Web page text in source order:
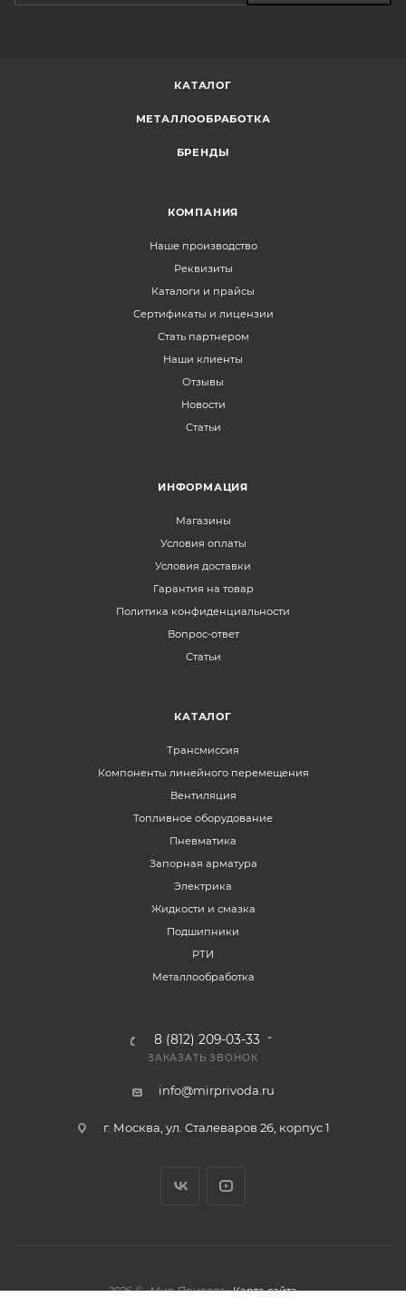
КАТАЛОГ
МЕТАЛЛООБРАБОТКА
БРЕНДЫ
КОМПАНИЯ
Наше производство
Реквизиты
Каталоги и прайсы
Сертификаты и лицензии
Стать партнером
Наши клиенты
Отзывы
Новости
Статьи
ИНФОРМАЦИЯ
Магазины
Условия оплаты
Условия доставки
Гарантия на товар
Политика конфиденциальности
Вопрос-ответ
Статьи
КАТАЛОГ
Трансмиссия
Компоненты линейного перемещения
Вентиляция
Топливное оборудование
Пневматика
Запорная арматура
Электрика
Жидкости и смазка
Подшипники
РТИ
Металлообработка
8 (812) 209-03-33
ЗАКАЗАТЬ ЗВОНОК
info@mirprivoda.ru
г. Москва, ул. Сталеваров 26, корпус 1
2026 © «Мир Привода» Карта сайта